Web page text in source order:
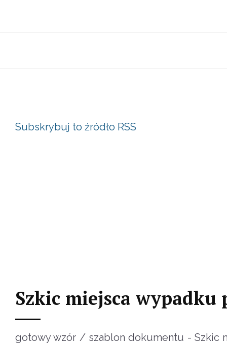
Subskrybuj to źródło RSS
Szkic miejsca wypadku
gotowy wzór / szablon dokumentu - Szkic